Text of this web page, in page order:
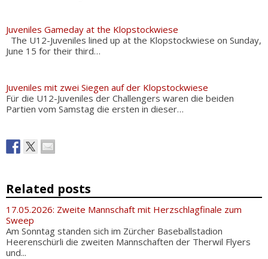
Juveniles Gameday at the Klopstockwiese
The U12-Juveniles lined up at the Klopstockwiese on Sunday,
June 15 for their third…
Juveniles mit zwei Siegen auf der Klopstockwiese
Für die U12-Juveniles der Challengers waren die beiden
Partien vom Samstag die ersten in dieser…
Related posts
17.05.2026: Zweite Mannschaft mit Herzschlagfinale zum
Sweep
Am Sonntag standen sich im Zürcher Baseballstadion
Heerenschürli die zweiten Mannschaften der Therwil Flyers
und...